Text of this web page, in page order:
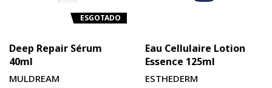
ESGOTADO
Deep Repair Sérum
40ml
MULDREAM
Eau Cellulaire Lotion
Essence 125ml
ESTHEDERM